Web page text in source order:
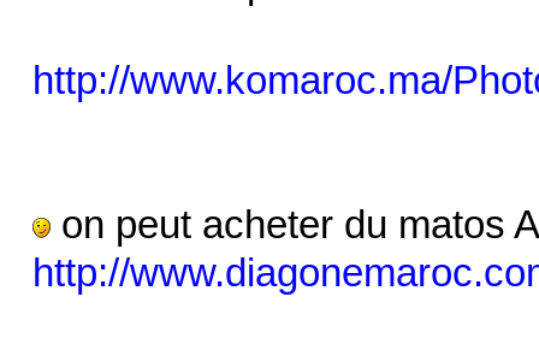
http://www.komaroc.ma/
on peut acheter du matos
http://